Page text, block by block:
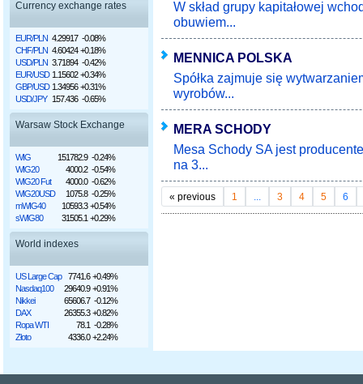
Currency exchange rates
EUR/PLN 4.29917 -0.08%
CHF/PLN 4.60424 +0.18%
USD/PLN 3.71894 -0.42%
EUR/USD 1.15602 +0.34%
GBP/USD 1.34956 +0.31%
USD/JPY 157.436 -0.65%
Warsaw Stock Exchange
WIG 151782.9 -0.24%
WIG20
4000.2 -0.54%
WIG20 Fut
4000.0 -0.62%
WIG20USD
1075.8 -0.25%
mWIG40
10593.3 +0.54%
sWIG80
31505.1 +0.29%
World indexes
US Large Cap 7741.6 +0.49%
Nasdaq100
29640.9 +0.91%
Nikkei
65606.7 -0.12%
DAX
26355.3 +0.82%
Ropa WTI
78.1 -0.28%
Złoto
4336.0 +2.24%
W skład grupy kapitałowej
obuwiem...
MENNICA POLSKA
Spółka zajmuje się
wyrobów...
MERA SCHODY
Mesa Schody SA jest
na 3...
« previous 1 3 4 5 6